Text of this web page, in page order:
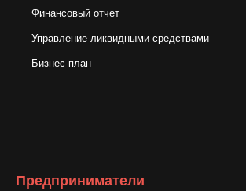
Финансовый отчет
Управление ликвидными средствами
Бизнес-план
Предприниматели